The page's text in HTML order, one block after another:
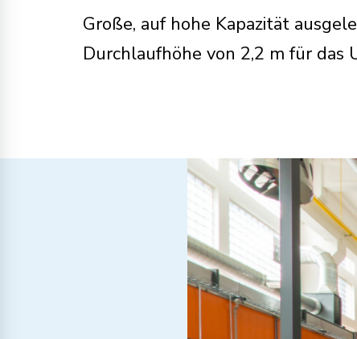
Große, auf hohe Kapazität
Durchlaufhöhe von 2,2 m für das